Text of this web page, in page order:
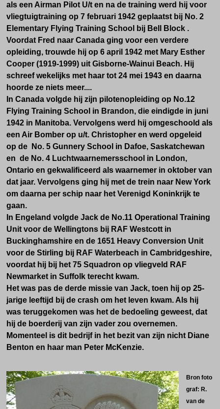
als een Airman Pilot U/t en na de training werd hij voor
vliegtuigtraining op 7 februari 1942 geplaatst bij No. 2
Elementary Flying Training School bij Bell Block .
Voordat Fred naar Canada ging voor een verdere
opleiding, trouwde hij op 6 april 1942 met Mary Esther
Cooper (1919-1999) uit Gisborne-Wainui Beach. Hij
schreef wekelijks met haar tot 24 mei 1943 en daarna
hoorde ze niets meer....
In Canada volgde hij zijn pilotenopleiding op No.12
Flying Training School in Brandon, die eindigde in juni
1942 in Manitoba. Vervolgens werd hij omgeschoold als
een Air Bomber op u/t. Christopher en werd opgeleid
op de No. 5 Gunnery School in Dafoe, Saskatchewan
en de No. 4 Luchtwaarnemersschool in London,
Ontario en gekwalificeerd als waarnemer in oktober van
dat jaar. Vervolgens ging hij met de trein naar New York
om daarna per schip naar het Verenigd Koninkrijk te
gaan.
In Engeland volgde Jack de No.11 Operational Training
Unit voor de Wellingtons bij RAF Westcott in
Buckinghamshire en de 1651 Heavy Conversion Unit
voor de Stirling bij RAF Waterbeach in Cambridgeshire,
voordat hij bij het 75 Squadron op vliegveld RAF
Newmarket in Suffolk terecht kwam.
Het was pas de derde missie van Jack, toen hij op 25-
jarige leeftijd bij de crash om het leven kwam. Als hij
was teruggekomen was het de bedoeling geweest, dat
hij de boerderij van zijn vader zou overnemen.
Momenteel is dit bedrijf in het bezit van zijn nicht Diane
Benton en haar man Peter McKenzie.
Bron foto
graf: R.
van de